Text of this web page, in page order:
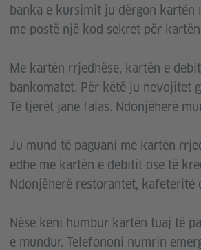
banka e kursimit ju dërgon kartën
me postë një kod sekret për
Me kartën rrjedhëse, kartën e
bankomatet. Për këtë ju nevojitet
Të tjerët janë falas. Ndonjëherë
Ju mund të paguani me kartën
edhe me kartën e debitit ose të
Ndonjëherë restorantet, kafeteritë
Nëse keni humbur kartën tuaj të
e mundur. Telefononi numrin